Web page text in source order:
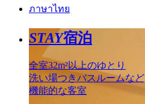
ภาษาไทย
STAY宿泊
全室32m²以上のゆとり
洗い場つきバスルームなど
機能的な客室